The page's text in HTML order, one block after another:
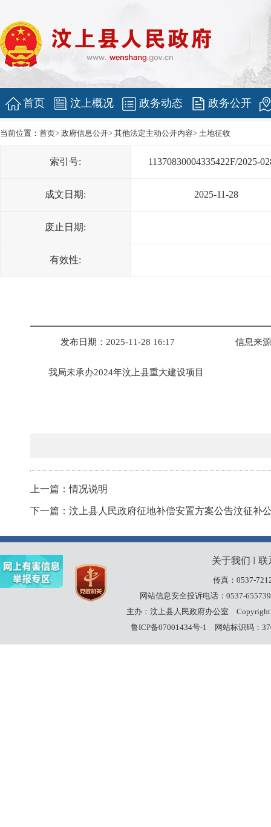
首页 汶上概况 政务动态 政务公开
当前位置： 首页> 政府信息公开> 其他法定主动公开内容> 土地征收
索引号: 11370830004335422F/2025-
成文日期: 2025-11-28
废止日期:
有效性:
发布日期：2025-11-28 16:17 信息来
我局未承办2024年汶上县重大建设项目
上一篇：情况说明
下一篇：汶上县人民政府征地补偿安置方案公告汶征补
关于我们 联
传真：0537-
网站信息安全投诉电话：0537-
主办：汶上县人民政府办公室
鲁ICP备07001434号-1
网站标识码：